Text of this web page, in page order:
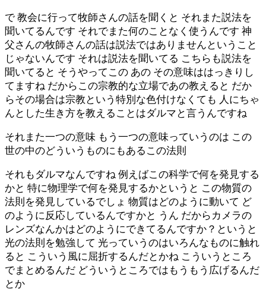
で 教会に行って牧師さんの話を聞くと それまた説法を
聞いてるんです それでまた何のことなく使うんです 神
父さんの牧師さんの話は説法ではありませんということ
じゃないんです それは説法を聞いてる こちらも説法を
聞いてると そうやってこの あの その意味ははっきりし
てますね だからこの宗教的な立場であの教えると だか
らその場合は宗教という特別な色付けなくても 人にちゃ
んとした生き方を教えることはダルマと言うんですね
それまた一つの意味 もう一つの意味っていうのは この
世の中のどういうものにもあるこの法則
それもダルマなんですね 例えばこの科学で何を発見する
かと 特に物理学で何を発見するかというと この物質の
法則を発見しているでしょ 物質はどのように動いて ど
のように反応しているんですかと うん だからカメラの
レンズなんかはどのようにできてるんですか？というと
光の法則を勉強して 光っていうのはいろんなものに触れ
ると こういう風に屈折するんだとかね こういうところ
でまとめるんだ どういうところではもうもう広げるんだ
とか